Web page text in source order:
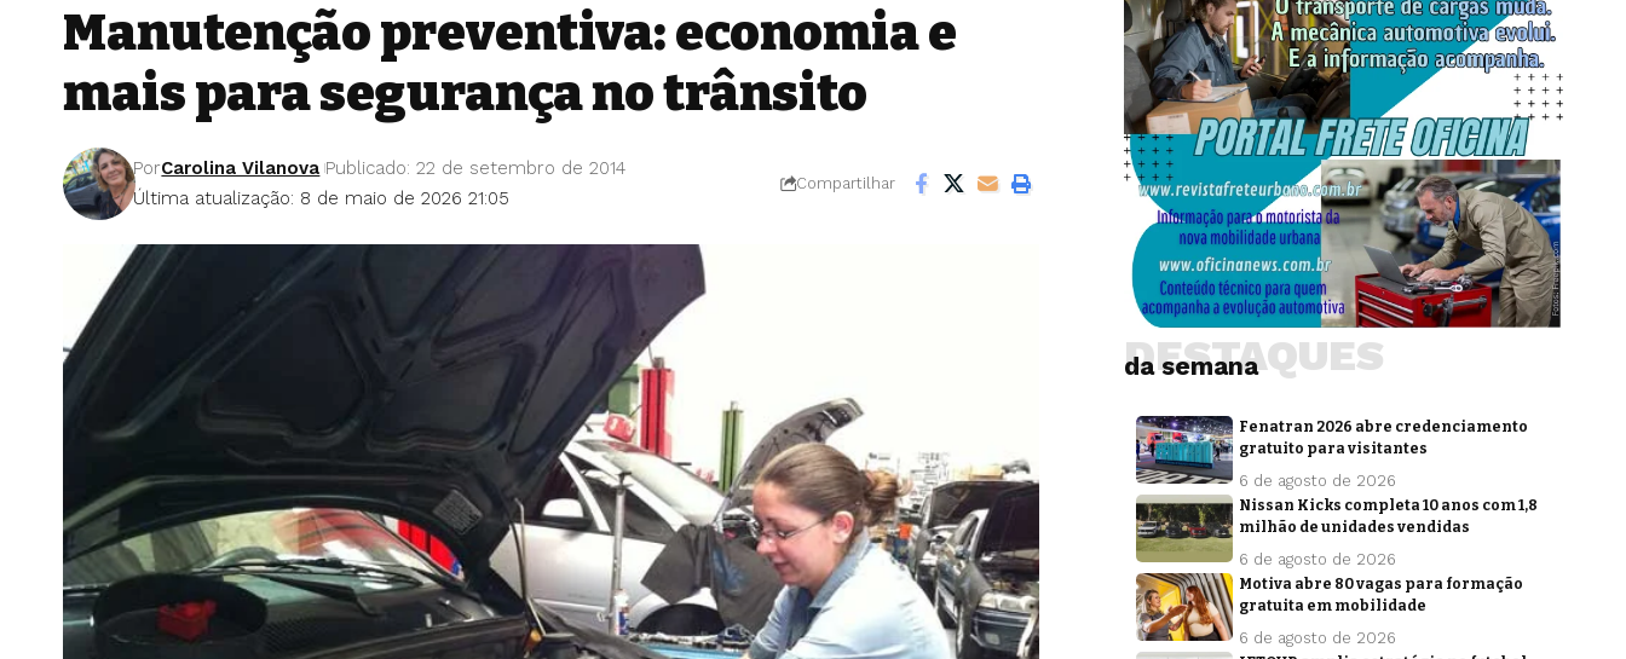
Manutenção preventiva: economia e
mais para segurança no trânsito
Última atualização: 8 de maio de 2026 21:05
PorCarolina Vilanova Publicado: 22 de setembro de 2014
Compartilhar
da semana
DESTAQUES
Fenatran 2026 abre credenciamento
gratuito para visitantes
6 de agosto de 2026
Nissan Kicks completa 10 anos com 1,8
milhão de unidades vendidas
6 de agosto de 2026
Motiva abre 80 vagas para formação
gratuita em mobilidade
6 de agosto de 2026